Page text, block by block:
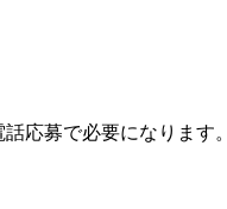
応募で必要になります